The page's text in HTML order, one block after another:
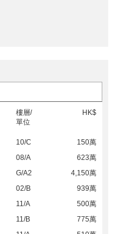
樓層/
單位
HK$
10/C
150萬
08/A
623萬
G/A2
4,150萬
02/B
939萬
11/A
500萬
11/B
775萬